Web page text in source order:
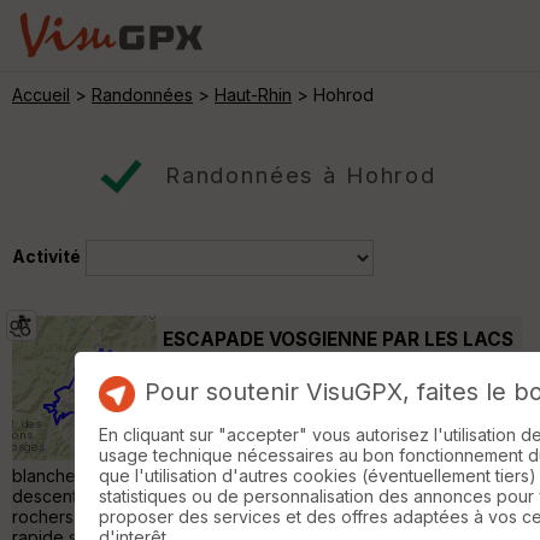
Accueil > Randonnées > Haut-Rhin > Hohrod
Randonnées à Hohrod
Activité
ESCAPADE VOSGIENNE PAR LES LACS
Escapade vosgienne départ munster -
Mittlach - crête - tourbière de Machais - lacs
blanchemer et de la lande retour crête via schlucht puis
descente technique avec portage ( un chouïa ) dans les
rochers vers schupferen. Lac vert puis direction Forlet... retour
Pour soutenir VisuGPX, faites le
En cliquant sur "accepter" vous autorisez l'utilisation
usage technique nécessaires au bon fonctionnement
que l'utilisation d'autres cookies (éventuellement
statistiques ou de personnalisation des annonces pour
proposer des services et des offres adaptées à vos